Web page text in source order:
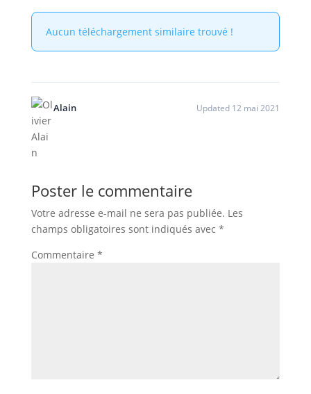
Aucun téléchargement similaire trouvé !
Alain Updated 12 mai 2021
Poster le commentaire
Votre adresse e-mail ne sera pas publiée. Les
champs obligatoires sont indiqués avec *
Commentaire *